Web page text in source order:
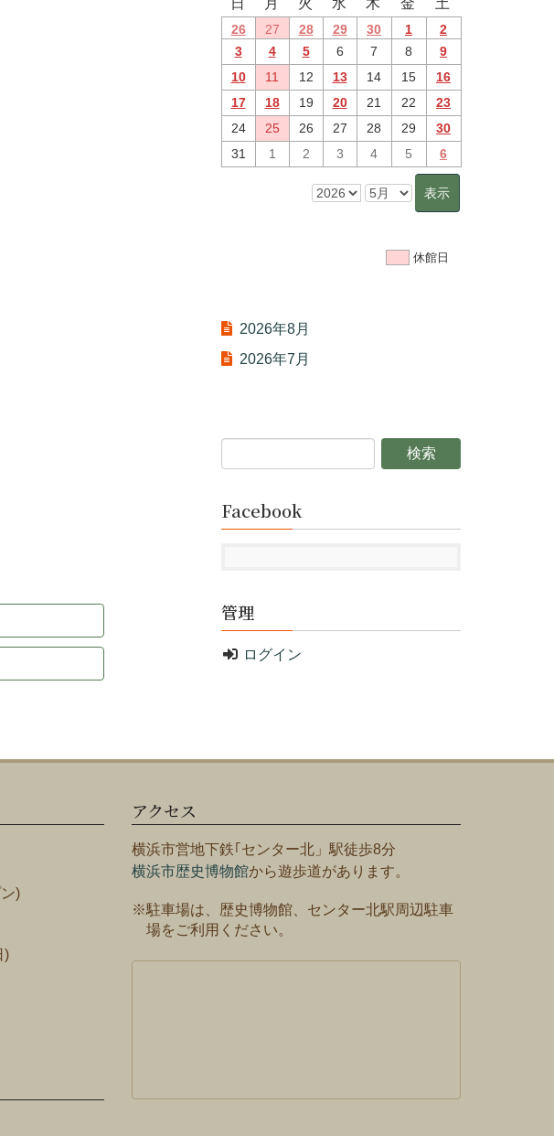
日 月 火 水 木 金 土
26 27 28 29 30 1
2
3
4 5 6 7 8
9
10
11 12 13 14 15
16
17
18 19 20 21 22
23
24
25 26 27 28 29
30
31
1 2 3 4 5 6
休館日
2026年8月
2026年7月
Facebook
管理
ログイン
)
)
アクセス
横浜市営地下鉄｢センター北」駅徒歩8分
横浜市歴史博物館から遊歩道があります。
※駐車場は、歴史博物館、センター北駅周辺駐車
場をご利用ください。